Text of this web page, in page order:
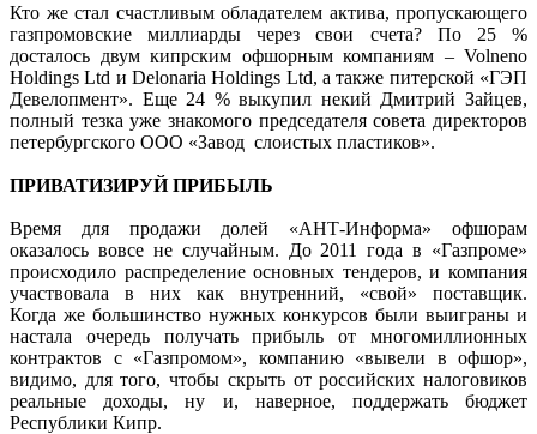
Кто же стал счастливым обладателем актива, пропускающего
газпромовские миллиарды через свои счета? По 25 %
досталось двум кипрским офшорным компаниям – Volneno
Holdings Ltd и Delonaria Holdings Ltd, а также питерской «ГЭП
Девелопмент». Еще 24 % выкупил некий Дмитрий Зайцев,
полный тезка уже знакомого председателя совета директоров
петербургского ООО «Завод слоистых пластиков».
ПРИВАТИЗИРУЙ ПРИБЫЛЬ
Время для продажи долей «АНТ-Информа» офшорам
оказалось вовсе не случайным. До 2011 года в «Газпроме»
происходило распределение основных тендеров, и компания
участвовала в них как внутренний, «свой» поставщик.
Когда же большинство нужных конкурсов были выиграны и
настала очередь получать прибыль от многомиллионных
контрактов с «Газпромом», компанию «вывели в офшор»,
видимо, для того, чтобы скрыть от российских налоговиков
реальные доходы, ну и, наверное, поддержать бюджет
Республики Кипр.